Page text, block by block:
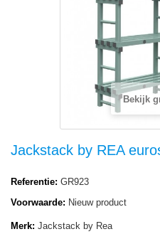
Bekijk
Jackstack by REA
Referentie: GR923
Voorwaarde: Nieuw product
Merk: Jackstack by Rea